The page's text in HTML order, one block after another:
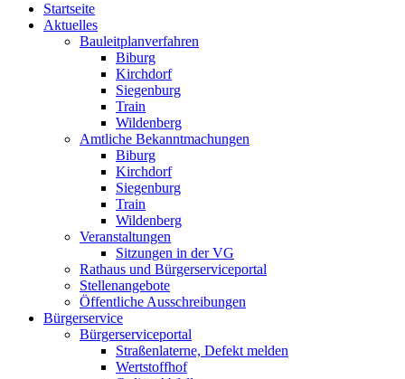
Startseite
Aktuelles
Bauleitplanverfahren
Biburg
Kirchdorf
Siegenburg
Train
Wildenberg
Amtliche Bekanntmachungen
Biburg
Kirchdorf
Siegenburg
Train
Wildenberg
Veranstaltungen
Sitzungen in der VG
Rathaus und Bürgerserviceportal
Stellenangebote
Öffentliche Ausschreibungen
Bürgerservice
Bürgerserviceportal
Straßenlaterne, Defekt melden
Wertstoffhof